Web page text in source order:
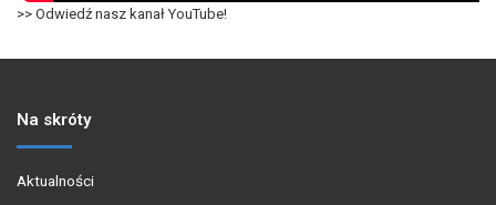
>> Odwiedź nasz kanał YouTube!
Na skróty
Aktualności